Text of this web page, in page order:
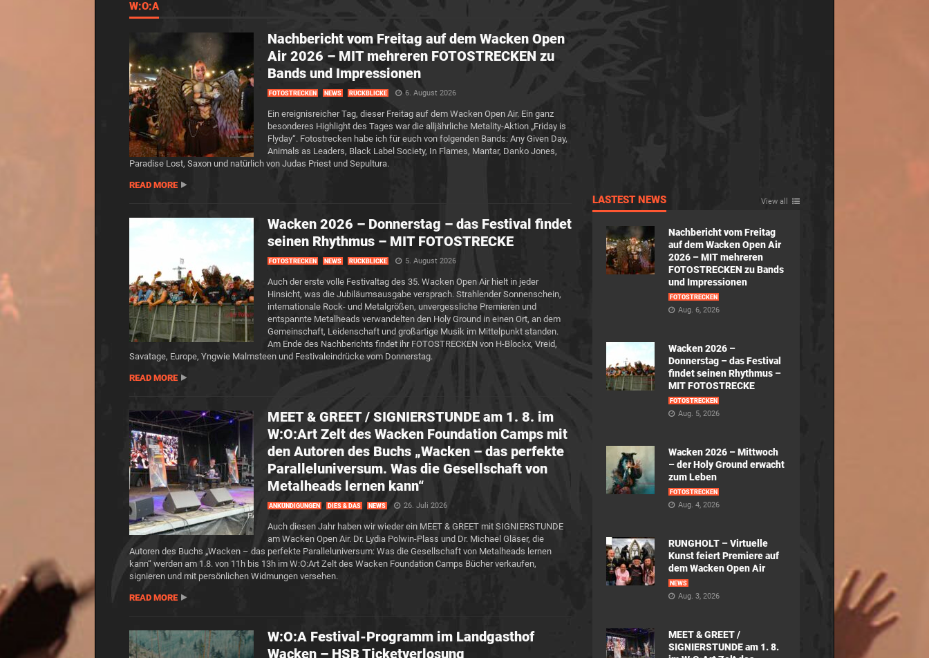
W:O:A
Nachbericht vom Freitag auf dem Wacken Open
Air 2026 – MIT mehreren FOTOSTRECKEN zu
Bands und Impressionen
FOTOSTRECKEN NEWS RÜCKBLICKE 6. August 2026
Ein ereignisreicher Tag, dieser Freitag auf dem Wacken Open Air. Ein ganz
besonderes Highlight des Tages war die alljährliche Metality-Aktion „Friday is
Flyday“. Fotostrecken habe ich für euch von folgenden Bands: Any Given Day,
Animals as Leaders, Black Label Society, In Flames, Mantar, Danko Jones,
Paradise Lost, Saxon und natürlich von Judas Priest und Sepultura.
READ MORE
Wacken 2026 – Donnerstag – das Festival findet
seinen Rhythmus – MIT FOTOSTRECKE
FOTOSTRECKEN NEWS RÜCKBLICKE 5. August 2026
Auch der erste volle Festivaltag des 35. Wacken Open Air hielt in jeder
Hinsicht, was die Jubiläumsausgabe versprach. Strahlender Sonnenschein,
internationale Rock- und Metalgrößen, unvergessliche Premieren und
entspannte Metalheads verwandelten den Holy Ground in einen Ort, an dem
Gemeinschaft, Leidenschaft und großartige Musik im Mittelpunkt standen.
Am Ende des Nachberichts findet ihr FOTOSTRECKEN von H-Blockx, Vreid,
Savatage, Europe, Yngwie Malmsteen und Festivaleindrücke vom Donnerstag.
READ MORE
MEET & GREET / SIGNIERSTUNDE am 1. 8. im
W:O:Art Zelt des Wacken Foundation Camps mit
den Autoren des Buchs „Wacken – das perfekte
Paralleluniversum. Was die Gesellschaft von
Metalheads lernen kann“
ANKÜNDIGUNGEN DIES & DAS NEWS 26. Juli 2026
Auch diesen Jahr haben wir wieder ein MEET & GREET mit SIGNIERSTUNDE
am Wacken Open Air. Dr. Lydia Polwin-Plass und Dr. Michael Gläser, die
Autoren des Buchs „Wacken – das perfekte Paralleluniversum: Was die Gesellschaft von Metalheads lernen
kann“ werden am 1.8. von 11h bis 13h im W:O:Art Zelt des Wacken Foundation Camps Bücher verkaufen,
signieren und mit persönlichen Widmungen versehen.
READ MORE
W:O:A Festival-Programm im Landgasthof
Wacken – HSB Ticketverlosung
LASTEST NEWS View all
Nachbericht vom Freitag
auf dem Wacken Open Air
2026 – MIT mehreren
FOTOSTRECKEN zu Bands
und Impressionen
FOTOSTRECKEN
Aug. 6, 2026
Wacken 2026 –
Donnerstag – das Festival
findet seinen Rhythmus –
MIT FOTOSTRECKE
FOTOSTRECKEN
Aug. 5, 2026
Wacken 2026 – Mittwoch
– der Holy Ground erwacht
zum Leben
FOTOSTRECKEN
Aug. 4, 2026
RUNGHOLT – Virtuelle
Kunst feiert Premiere auf
dem Wacken Open Air
NEWS
Aug. 3, 2026
MEET & GREET /
SIGNIERSTUNDE am 1. 8.